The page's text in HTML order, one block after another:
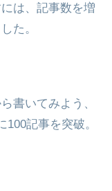
は、記事数を増
た。
書いてみよう、
記事を突破。